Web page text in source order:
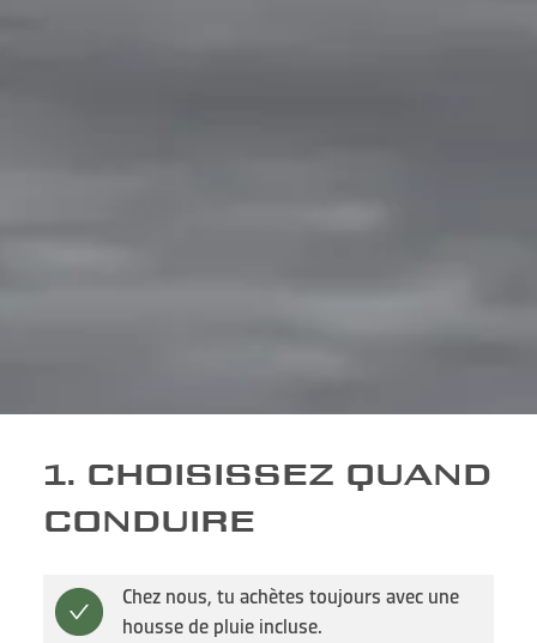
1. CHOISISSEZ QUAND
CONDUIRE
Chez nous, tu achètes toujours avec une
housse de pluie incluse.